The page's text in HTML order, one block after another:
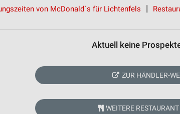
von McDonald´s für Lichtenfels
Aktuell keine
ZUR HÄNDLER-
WEITERE